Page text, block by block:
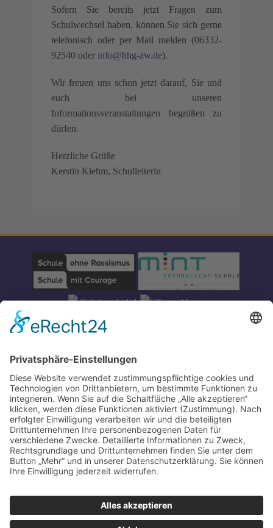
Sofern Sie bereits jetzt Fragen zum
Schulwechsel haben, können Sie sich gerne
telefonisch oder per Mail melden (06332-
92540 oder info@hhg-zw.de).
Wir freuen uns schon jetzt darauf, Sie und
euch bei unseren
Informationsveranstaltungen begrüßen zu
dürfen.
Herzliche Grüße
Kerstin Kiehm, Schulleiterin
Impressum-Datenschutz-Partner